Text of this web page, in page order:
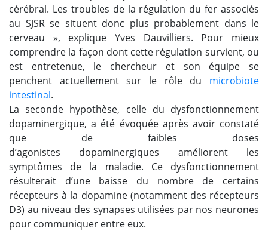
cérébral. Les troubles de la régulation du fer associés
au SJSR se situent donc plus probablement dans le
cerveau », explique Yves Dauvilliers. Pour mieux
comprendre la façon dont cette régulation survient, ou
est entretenue, le chercheur et son équipe se
penchent actuellement sur le rôle du microbiote
intestinal.
La seconde hypothèse, celle du dysfonctionnement
dopaminergique, a été évoquée après avoir constaté
que de faibles doses
d’agonistes dopaminergiques améliorent les
symptômes de la maladie. Ce dysfonctionnement
résulterait d’une baisse du nombre de certains
récepteurs à la dopamine (notamment des récepteurs
D3) au niveau des synapses utilisées par nos neurones
pour communiquer entre eux.